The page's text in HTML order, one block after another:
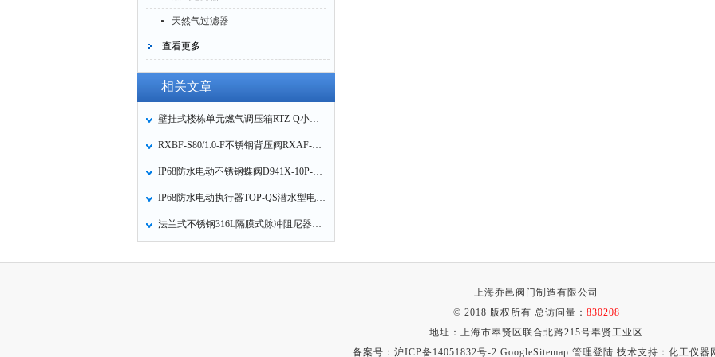
天然气过滤器
查看更多
相关文章
壁挂式楼栋单元燃气调压箱RTZ-Q小区单元楼栋天然气调压箱主要技术参数
RXBF-S80/1.0-F不锈钢背压阀RXAF-S80安全阀的技术参数
IP68防水电动不锈钢蝶阀D941X-10P-16P的技术参数
IP68防水电动执行器TOP-QS潜水型电动执行机构用于蝶阀或球阀的电动驱动装置
法兰式不锈钢316L隔膜式脉冲阻尼器LGMZ-S0.6L不锈钢膜片式脉冲阻尼器的功能
上海乔邑阀门制造有限公司
© 2018 版权所有 总访问量： 830208
地址：上海市奉贤区联合北路215号奉贤工业区
备案号： 沪ICP备14051832号-2 GoogleSitemap 管理登陆 技术支持： 化工仪器